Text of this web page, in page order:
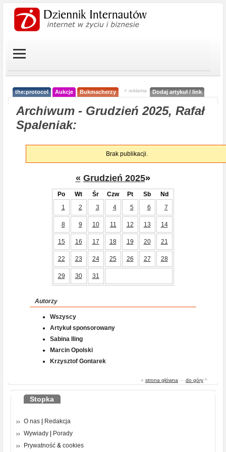
the:protocol Aukcje Bukmacherzy < reklama Dodaj artykuł / link
Archiwum - Grudzień 2025, Rafał
Spaleniak:
Brak publikacji.
« Grudzień 2025»
Po Wt Śr Czw Pt Sb
Nd
1
2 3 4 5 6 7
8 9 10 11 12 13 14
15 16 17 18 19 20 21
22 23 24 25 26 27 28
29 30 31
Autorzy
Wszyscy
Artykuł sponsorowany
Sabina Iling
Marcin Opolski
Krzysztof Gontarek
« strona główna - do góry ^
Stopka
O nas
Redakcja
Wywiady
Porady
Prywatność & cookies